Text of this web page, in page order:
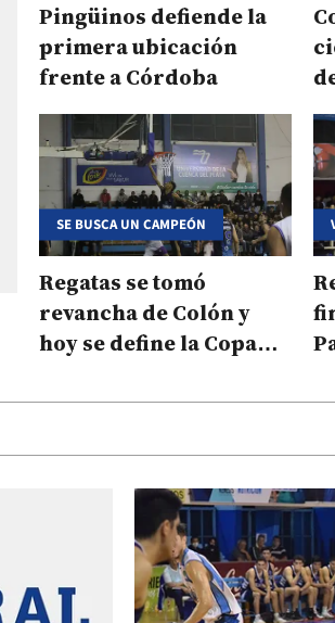
Pingüinos defiende la
primera ubicación
frente a Córdoba
SE BUSCA UN CAMPEÓN
Regatas se tomó
revancha de Colón y
hoy se define la Copa